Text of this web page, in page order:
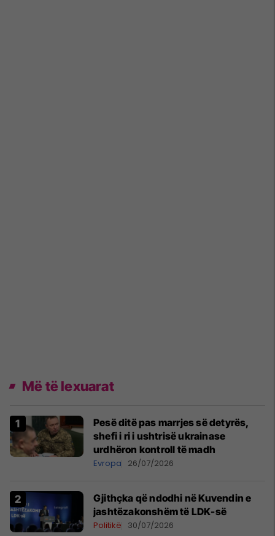
Më të lexuarat
Pesë ditë pas marrjes së detyrës,
shefi i ri i ushtrisë ukrainase
urdhëron kontroll të madh
Evropa 26/07/2026
Gjithçka që ndodhi në Kuvendin e
jashtëzakonshëm të LDK-së
Politikë 30/07/2026